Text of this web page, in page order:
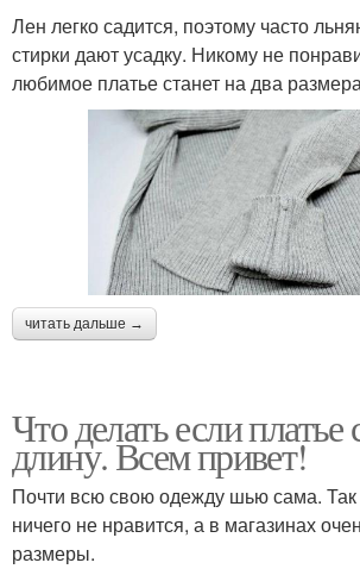
Лен легко садится, поэтому часто
стирки дают усадку. Никому не
любимое платье станет на два
читать дальше →
Что делать если платье
длину. Всем привет!
Почти всю свою одежду шью сама. Так
ничего не нравится, а в магазинах
размеры.